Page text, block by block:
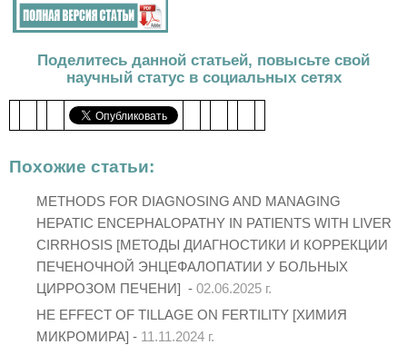
Поделитесь данной статьей, повысьте свой
научный статус в социальных сетях
Похожие статьи:
METHODS FOR DIAGNOSING AND MANAGING
HEPATIC ENCEPHALOPATHY IN PATIENTS WITH LIVER
CIRRHOSIS [МЕТОДЫ ДИАГНОСТИКИ И КОРРЕКЦИИ
ПЕЧЕНОЧНОЙ ЭНЦЕФАЛОПАТИИ У БОЛЬНЫХ
ЦИРРОЗОМ ПЕЧЕНИ] - 02.06.2025 г.
HE EFFECT OF TILLAGE ON FERTILITY [ХИМИЯ
МИКРОМИРА] - 11.11.2024 г.